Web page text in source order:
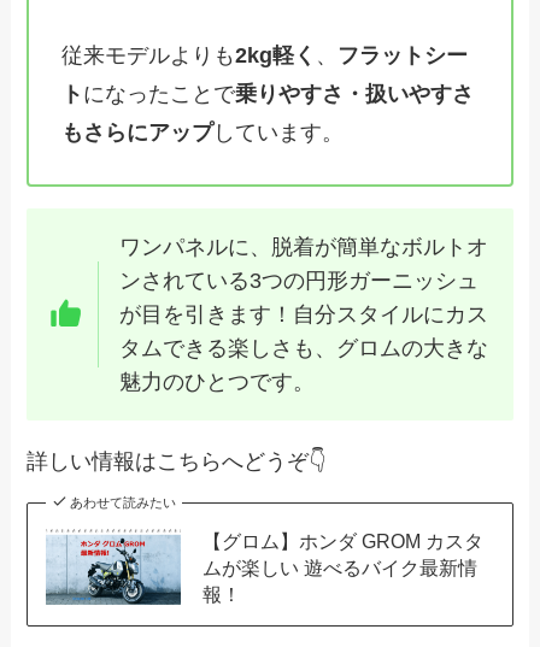
従来モデルよりも2kg軽く 、 フラットシー
ト になったことで乗りやすさ・扱いやすさ
もさらにアップしています。
ワンパネルに、脱着が簡単なボルトオ
ンされている3つの円形ガーニッシュ
が目を引きます！自分スタイルにカス
タムできる楽しさも、グロムの大きな
魅力のひとつです。
詳しい情報はこちらへどうぞ👇
あわせて読みたい
【グロム】ホンダ GROM カスタ
ムが楽しい 遊べるバイク最新情
報！